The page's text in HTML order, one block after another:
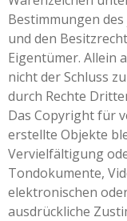
Bestimmungen
und den
Eigentümer. Allein
nicht der Schluss
durch Rechte
Das Copyright für
erstellte Objekte
Vervielfältigung
Tondokumente,
elektronischen
ausdrückliche